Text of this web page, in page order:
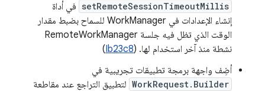
setRemoteSessionTimeoutMillis في أداة
إنشاء الإعدادات في WorkManager للسماح بضبط مقدار
الوقت الذي تظل فيه جلسة RemoteWorkManager
نشطة منذ آخر استخدام لها. (Ib23c8
)
أضِف واجهة برمجة تطبيقات تجريبية في
WorkRequest.Builder لتطبيق التراجع عند مقاطعة